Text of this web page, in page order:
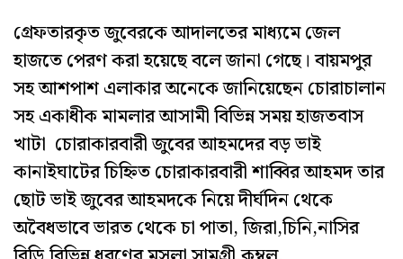
গ্রেফতারকৃত জুবেরকে আদালতের মাধ্যমে জেল
হাজতে পেরণ করা হয়েছে বলে জানা গেছে। বায়মপুর
সহ আশপাশ এলাকার অনেকে জানিয়েছেন চোরাচালান
সহ একাধীক মামলার আসামী বিভিন্ন সময় হাজতবাস
খাটা চোরাকারবারী জুবের আহমদের বড় ভাই
কানাইঘাটের চিহ্নিত চোরাকারবারী শাব্বির আহমদ তার
ছোট ভাই জুবের আহমদকে নিয়ে দীর্ঘদিন থেকে
অবৈধভাবে ভারত থেকে চা পাতা, জিরা,চিনি,নাসির